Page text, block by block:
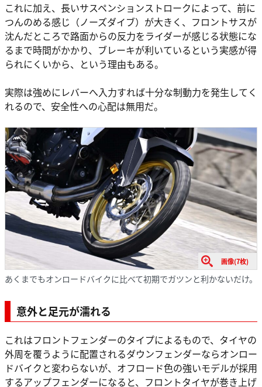
これに加え、長いサスペンションストロークによって、前に
つんのめる感じ（ノーズダイブ）が大きく、フロントサスが
沈んだところで路面からの反力をライダーが感じる状態にな
るまで時間がかかり、ブレーキが利いているという実感が得
られにくいから、という理由もある。
実際は強めにレバーへ入力すれば十分な制動力を発生してく
れるので、安全性への心配は無用だ。
画像(7枚)
あくまでもオンロードバイクに比べて初期でガツンと利かないだけ。
意外と足元が濡れる
これはフロントフェンダーのタイプによるもので、タイヤの
外周を覆うように配置されるダウンフェンダーならオンロー
ドバイクと変わらないが、オフロード色の強いモデルが採用
するアップフェンダーになると、フロントタイヤが巻き上げ